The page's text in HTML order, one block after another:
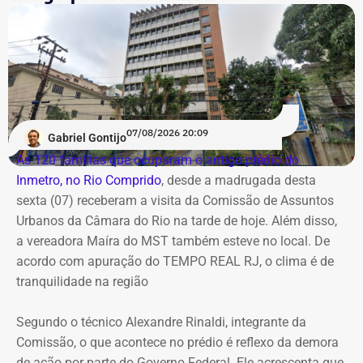
dias, de experiência no executivo municipal.
Domingo terá calor e ventos mais
fortes
Já no domingo (9), o vento volta a ganhar força. A
previsão aponta rajadas entre 50 km/h e 70 km/h em
todo o estado do Rio. O aumento está associado à
chegada de uma nova frente fria, que avança pelo
Sudeste.
Na cidade do Rio, o domingo será mais quente, com
mínima prevista de 21°C e máxima de 36°C. A previsão
indica sol entre nuvens durante o dia, com aumento da
nebulosidade e possibilidade de pancadas de chuva à
A mudança ocorre com o afastamento da frente fria que
Gabriel Gontijo07/08/2026 20:09
As 120 famílias que ocuparam o antigo prédio do
Inmetro, no Rio Comprido, desde a madrugada desta
sexta (07) receberam a visita da Comissão de Assuntos
Urbanos da Câmara do Rio na tarde de hoje. Além disso,
a vereadora Maíra do MST também esteve no local. De
acordo com apuração do TEMPO REAL RJ, o clima é de
tranquilidade na região
Segundo o técnico Alexandre Rinaldi, integrante da
Comissão, o que acontece no prédio é reflexo da demora